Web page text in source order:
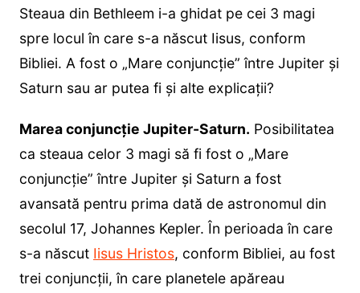
Steaua din Bethleem i-a ghidat pe cei 3 magi
spre locul în care s-a născut Iisus, conform
Bibliei. A fost o „Mare conjuncție” între Jupiter și
Saturn sau ar putea fi și alte explicații?
Marea conjuncție Jupiter-Saturn. Posibilitatea
ca steaua celor 3 magi să fi fost o „Mare
conjuncție” între Jupiter și Saturn a fost
avansată pentru prima dată de astronomul din
secolul 17, Johannes Kepler. În perioada în care
s-a născut Iisus Hristos, conform Bibliei, au fost
trei conjuncții, în care planetele apăreau